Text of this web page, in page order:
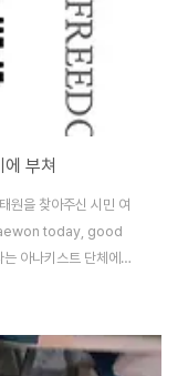
부쳐
원을 찾아주신 시민 여
today, good
아나키스트 단체에서
the anarchist group
glad to see yall this
happen. 홍대입